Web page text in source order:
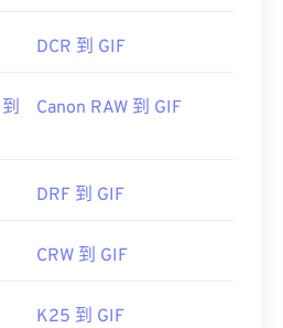
DCR 到 GIF
Canon RAW 到 GIF
DRF 到 GIF
CRW 到 GIF
K25 到 GIF